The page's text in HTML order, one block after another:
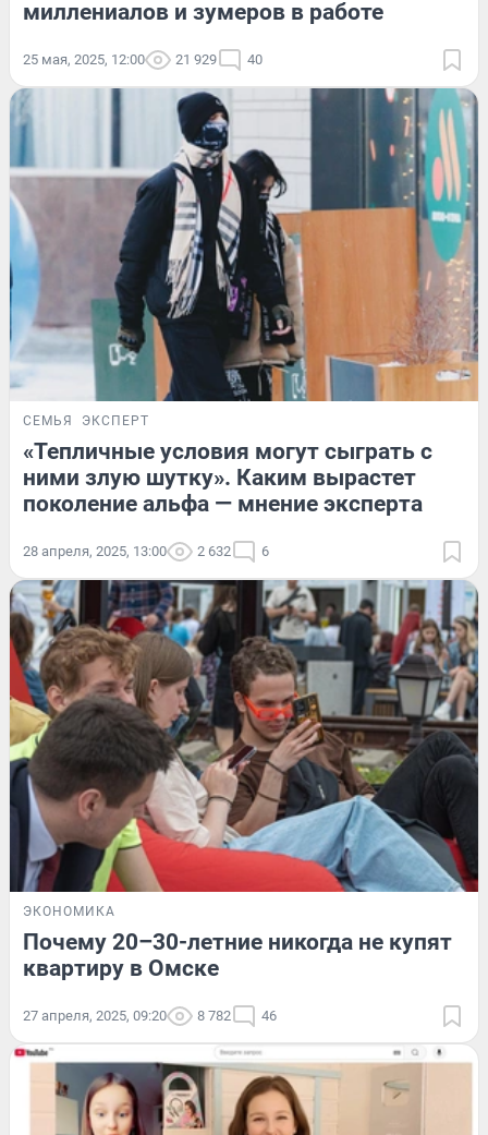
миллениалов и зумеров в работе
25 мая, 2025, 12:00 21 929 40
СЕМЬЯ ЭКСПЕРТ
«Тепличные условия могут сыграть с
ними злую шутку». Каким вырастет
поколение альфа — мнение эксперта
28 апреля, 2025, 13:00 2 632 6
ЭКОНОМИКА
Почему 20–30-летние никогда не купят
квартиру в Омске
27 апреля, 2025, 09:20 8 782 46